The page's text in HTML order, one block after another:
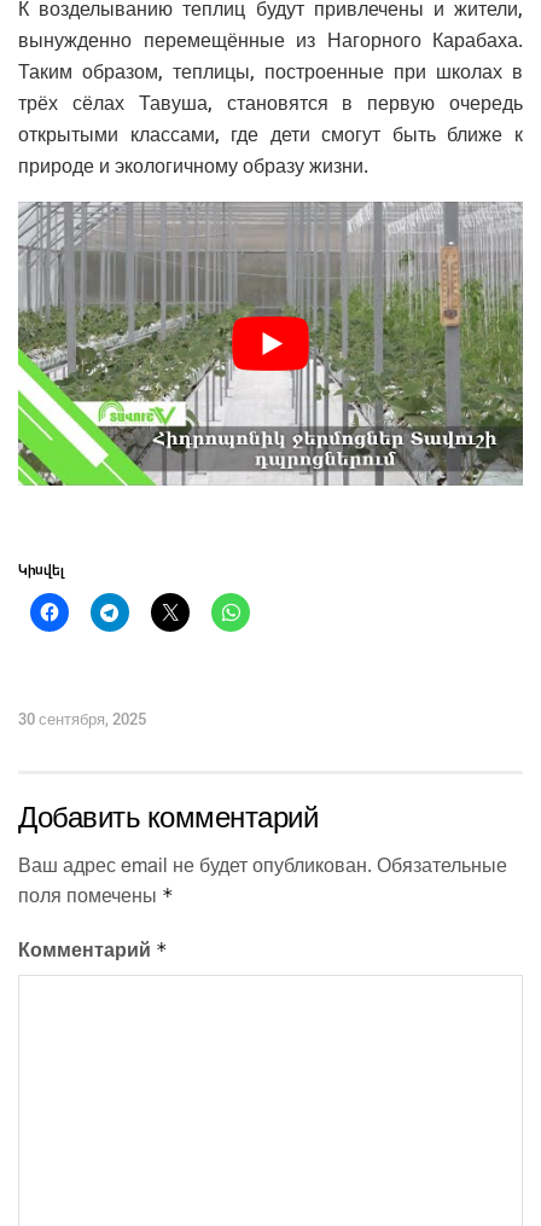
К возделыванию теплиц будут привлечены и жители,
вынужденно перемещённые из Нагорного Карабаха.
Таким образом, теплицы, построенные при школах в
трёх сёлах Тавуша, становятся в первую очередь
открытыми классами, где дети смогут быть ближе к
природе и экологичному образу жизни.
Կիսվել
30 сентября, 2025
Добавить комментарий
Ваш адрес email не будет опубликован. Обязательные
поля помечены *
Комментарий *